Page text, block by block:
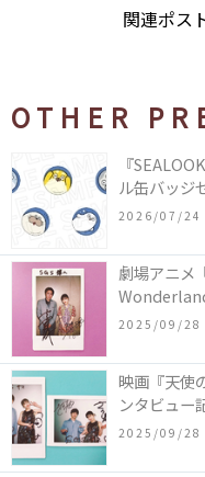
関連ポス
OTHER
『
ル缶バッジ
2026/07/24
劇場アニメ
ュー記念 “
2025/09/28
映画『天使
ンタビュー
2025/09/28